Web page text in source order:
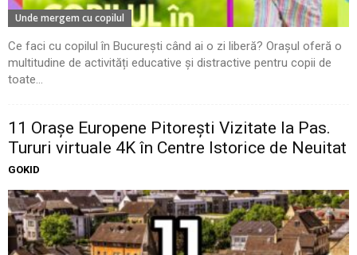
Unde mergem cu copilul
Ce faci cu copilul în București când ai o zi liberă? Orașul oferă o
multitudine de activități educative și distractive pentru copii de
toate...
11 Oraşe Europene Pitoreşti Vizitate la Pas.
Tururi virtuale 4K în Centre Istorice de Neuitat
GOKID